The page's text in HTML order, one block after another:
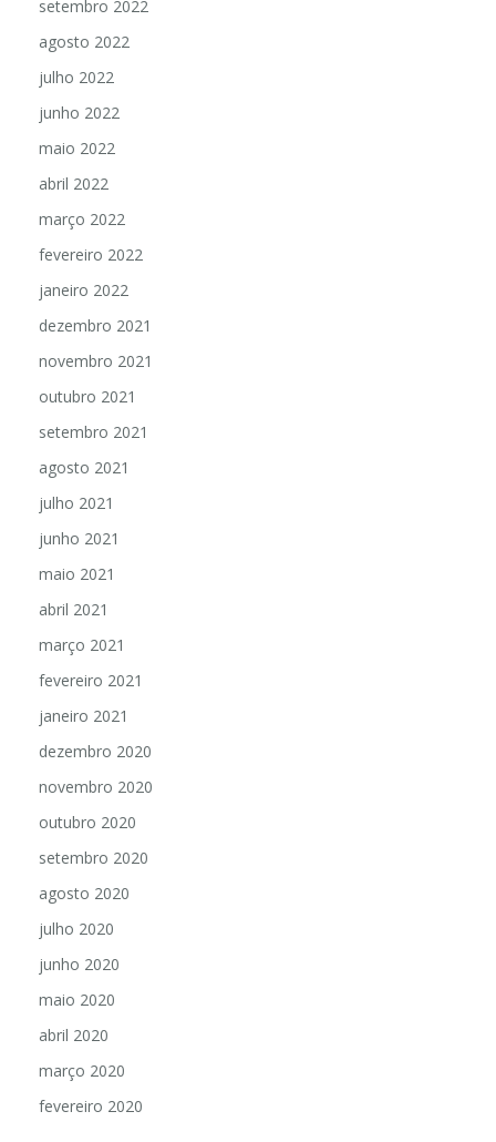
setembro 2022
agosto 2022
julho 2022
junho 2022
maio 2022
abril 2022
março 2022
fevereiro 2022
janeiro 2022
dezembro 2021
novembro 2021
outubro 2021
setembro 2021
agosto 2021
julho 2021
junho 2021
maio 2021
abril 2021
março 2021
fevereiro 2021
janeiro 2021
dezembro 2020
novembro 2020
outubro 2020
setembro 2020
agosto 2020
julho 2020
junho 2020
maio 2020
abril 2020
março 2020
fevereiro 2020